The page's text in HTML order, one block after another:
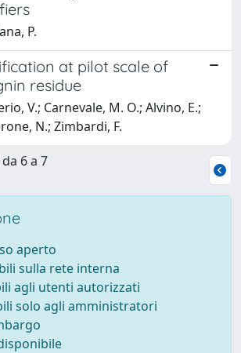
P.
at pilot scale of
residue
V.; Carnevale, M. O.; Alvino, E.;
N.; Zimbardi, F.
6 a 7
aperto
sulla rete interna
agli utenti autorizzati
solo agli amministratori